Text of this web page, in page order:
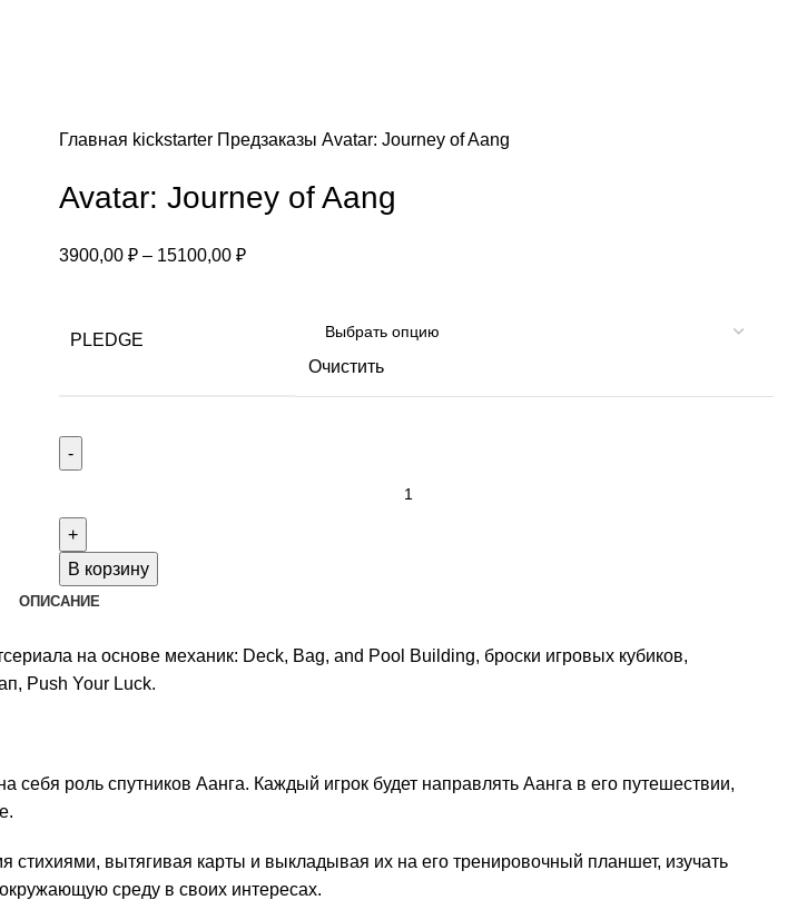
Главная kickstarter Предзаказы Avatar: Journey of Aang
Avatar: Journey of Aang
3900,00 ₽ – 15100,00 ₽
PLEDGE
Очистить
Avatar:
Journey
of
В корзину
ОПИСАНИЕ
на основе механик: Deck, Bag, and Pool Building, броски игровых кубиков,
Push Your Luck.
роль спутников Аанга. Каждый игрок будет направлять Аанга в его путешествии,
стихиями, вытягивая карты и выкладывая их на его тренировочный планшет, изучать
среду в своих интересах.